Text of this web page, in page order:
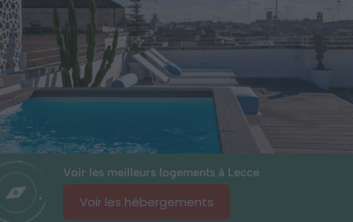
Voir les meilleurs logements à Lecce
Voir les hébergements